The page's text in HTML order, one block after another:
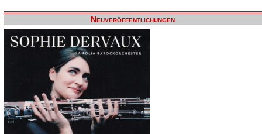
Neuveröffentlichungen